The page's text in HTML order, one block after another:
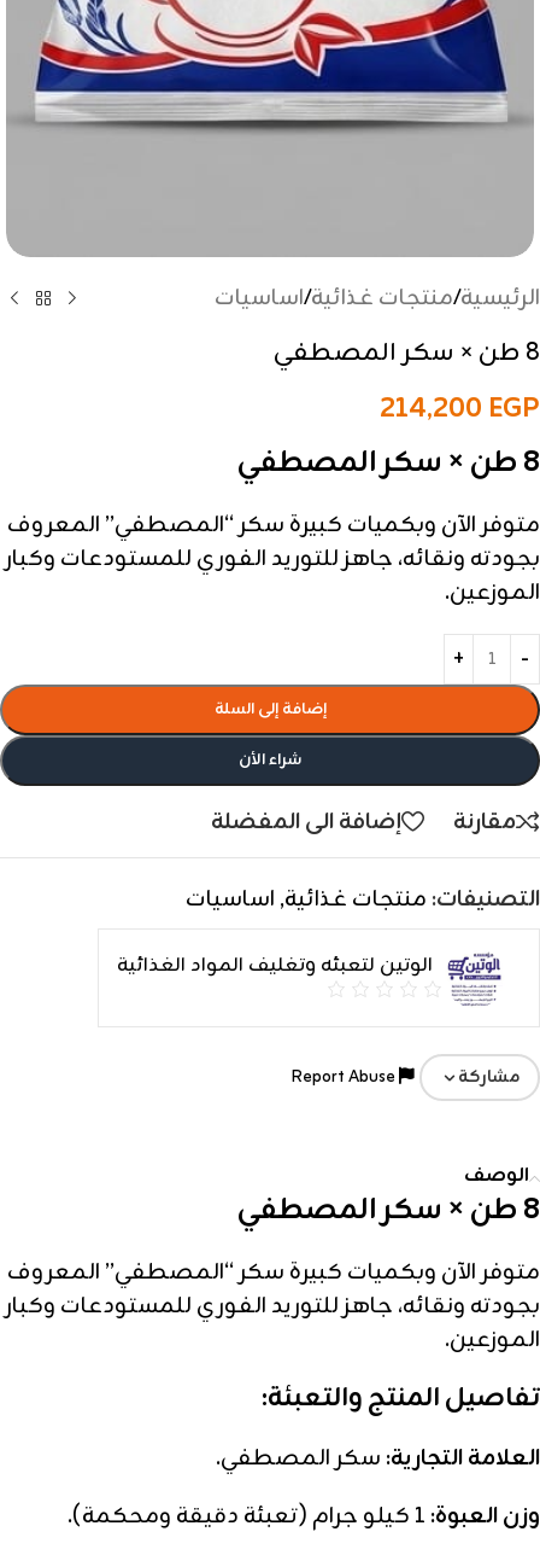
الرئيسية/منتجات غذائية/اساسيات
8 طن × سكر المصطفي
214,200 EGP
8 طن × سكر المصطفي
متوفر الآن وبكميات كبيرة سكر “المصطفي” المعروف
بجودته ونقائه، جاهز للتوريد الفوري للمستودعات وكبار
الموزعين.
إضافة إلى السلة
شراء الأن
مقارنة إضافة الى المفضلة
التصنيفات: منتجات غذائية, اساسيات
الوتين لتعبئه وتغليف المواد الغذائية
مشاركة
الوصف
8 طن × سكر المصطفي
متوفر الآن وبكميات كبيرة سكر “المصطفي” المعروف
بجودته ونقائه، جاهز للتوريد الفوري للمستودعات وكبار
الموزعين.
تفاصيل المنتج والتعبئة:
العلامة التجارية: سكر المصطفي.
وزن العبوة: